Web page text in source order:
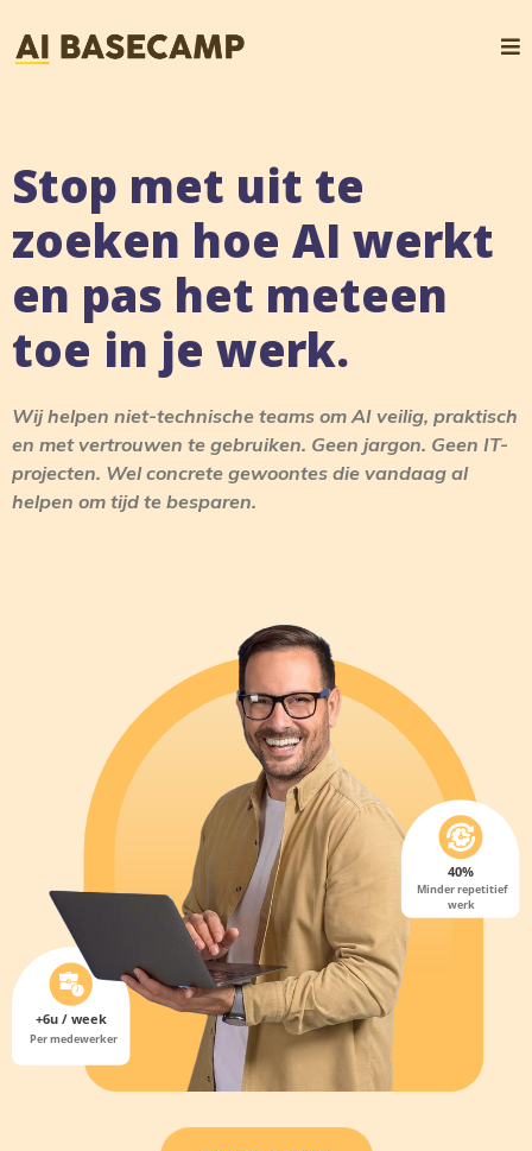
Stop met uit te
zoeken hoe AI werkt
en pas het meteen
toe in je werk.
Wij helpen niet-technische teams om AI veilig, praktisch
en met vertrouwen te gebruiken. Geen jargon. Geen IT-
projecten. Wel concrete gewoontes die vandaag al
helpen om tijd te besparen.